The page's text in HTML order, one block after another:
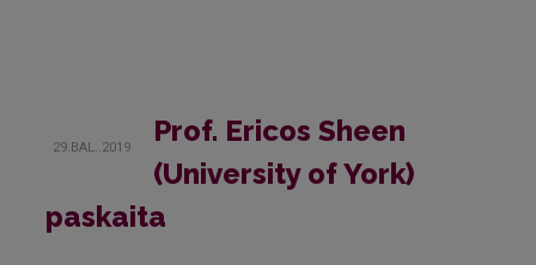
29.BAL..2019
Prof. Ericos Sheen
(University of York)
paskaita